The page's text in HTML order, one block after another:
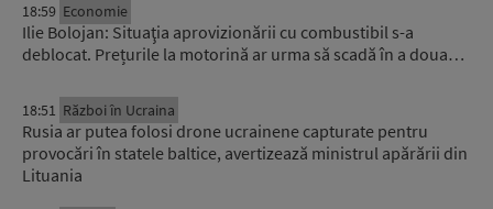
18:59 Economie
Ilie Bolojan: Situaţia aprovizionării cu combustibil s-a
deblocat. Prețurile la motorină ar urma să scadă în a doua…
18:51 Război în Ucraina
Rusia ar putea folosi drone ucrainene capturate pentru
provocări în statele baltice, avertizează ministrul apărării din
Lituania